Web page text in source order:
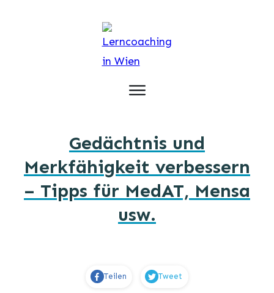
Lerncoach Ausbildung Blog Kontakt
Gedächtnis und
Merkfähigkeit verbessern
– Tipps für MedAT, Mensa
usw.
Teilen Tweet